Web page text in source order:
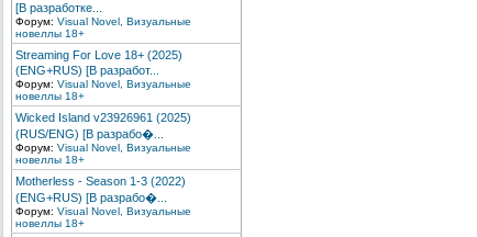
[В разработке...
Форум: Visual Novel, Визуальные
новеллы 18+
Streaming For Love 18+ (2025)
(ENG+RUS) [В разработ...
Форум: Visual Novel, Визуальные
новеллы 18+
Wicked Island v23926961 (2025)
(RUS/ENG) [В разрабо�...
Форум: Visual Novel, Визуальные
новеллы 18+
Motherless - Season 1-3 (2022)
(ENG+RUS) [В разрабо�...
Форум: Visual Novel, Визуальные
новеллы 18+